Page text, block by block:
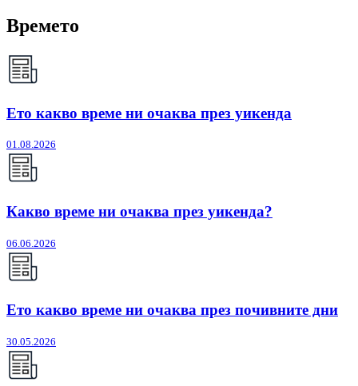
Времето
Ето какво време ни очаква през уикенда
01.08.2026
Какво време ни очаква през уикенда?
06.06.2026
Ето какво време ни очаква през почивните дни
30.05.2026